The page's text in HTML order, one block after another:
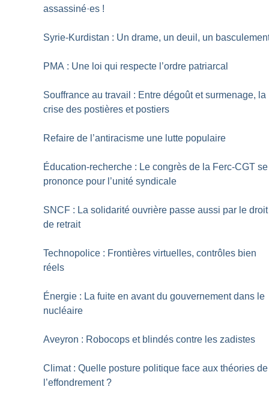
assassiné·es !
Syrie-Kurdistan : Un drame, un deuil, un
PMA : Une loi qui respecte l’ordre patriarcal
Souffrance au travail : Entre dégoût et surmenage, la
crise des postières et postiers
Refaire de l’antiracisme une lutte populaire
Éducation-recherche : Le congrès de la Ferc-CGT se
prononce pour l’unité syndicale
SNCF : La solidarité ouvrière passe aussi par le droit
de retrait
Technopolice : Frontières virtuelles, contrôles bien
réels
Énergie : La fuite en avant du gouvernement dans le
nucléaire
Aveyron : Robocops et blindés contre les zadistes
Climat : Quelle posture politique face aux théories de
l’effondrement ?